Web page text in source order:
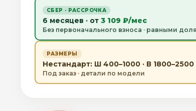
СБЕР · РАССРОЧКА
6 месяцев · от 3 109 ₽/мес
Без первоначального взноса · равными
РАЗМЕРЫ
Нестандарт: Ш 400–1000 · В 1800–2500
Под заказ · детали по модели